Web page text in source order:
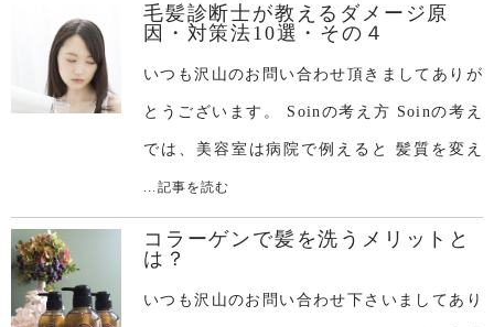
毛髪診断士が教えるダメージ原
因・対策法10選・その４
いつも沢山のお問い合わせ頂きましてありが
とうございます。 Soinの考え方 Soinの考え
では、美容室は病院で例えると 髪質を変え
...記事を読む
コラーゲンで髪を洗うメリットと
は？
いつも沢山のお問い合わせ下さいましてあり